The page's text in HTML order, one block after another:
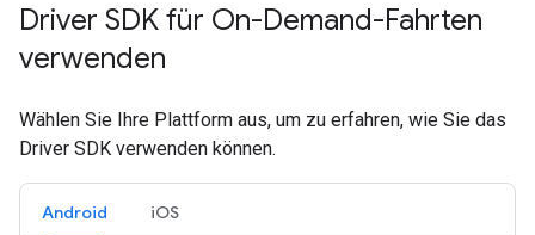
Driver SDK für On-Demand-Fahrten
verwenden
Wählen Sie Ihre Plattform aus, um zu erfahren, wie Sie das
Driver SDK verwenden können.
Android iOS